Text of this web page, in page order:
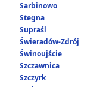
Sarbinowo
Stegna
Supraśl
Świeradów-Zdrój
Świnoujście
Szczawnica
Szczyrk